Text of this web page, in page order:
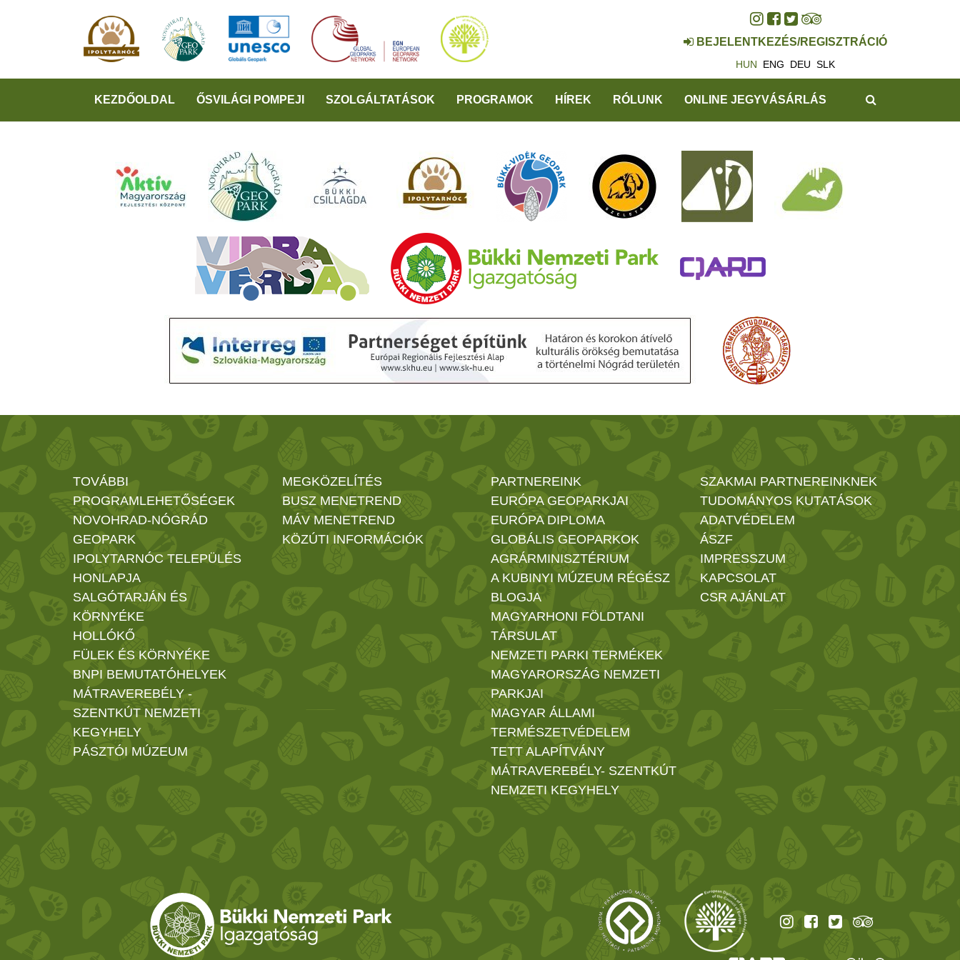
BEJELENTKEZÉS/REGISZTRÁCIÓ
HUN ENG DEU SLK
KEZDŐOLDAL ŐSVILÁGI POMPEJI SZOLGÁLTATÁSOK PROGRAMOK HÍREK RÓLUNK ONLINE JEGYVÁSÁRLÁS
TOVÁBBI
PROGRAMLEHETŐSÉGEK
NOVOHRAD-NÓGRÁD
GEOPARK
IPOLYTARNÓC TELEPÜLÉS
HONLAPJA
SALGÓTARJÁN ÉS
KÖRNYÉKE
HOLLÓKŐ
FÜLEK ÉS KÖRNYÉKE
BNPI BEMUTATÓHELYEK
MÁTRAVEREBÉLY -
SZENTKÚT NEMZETI
KEGYHELY
PÁSZTÓI MÚZEUM
MEGKÖZELÍTÉS
BUSZ MENETREND
MÁV MENETREND
KÖZÚTI INFORMÁCIÓK
PARTNEREINK
EURÓPA GEOPARKJAI
EURÓPA DIPLOMA
GLOBÁLIS GEOPARKOK
AGRÁRMINISZTÉRIUM
A KUBINYI MÚZEUM RÉGÉSZ
BLOGJA
MAGYARHONI FÖLDTANI
TÁRSULAT
NEMZETI PARKI TERMÉKEK
MAGYARORSZÁG NEMZETI
PARKJAI
MAGYAR ÁLLAMI
TERMÉSZETVÉDELEM
TETT ALAPÍTVÁNY
MÁTRAVEREBÉLY- SZENTKÚT
NEMZETI KEGYHELY
SZAKMAI PARTNEREINKNEK
TUDOMÁNYOS KUTATÁSOK
ADATVÉDELEM
ÁSZF
IMPRESSZUM
KAPCSOLAT
CSR AJÁNLAT